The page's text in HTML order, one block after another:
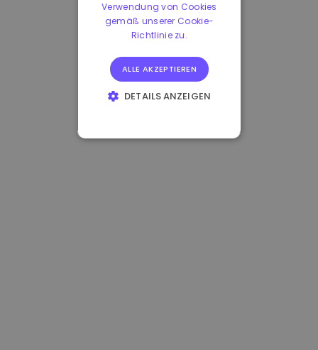
Verwendung von Cookies
gemäß unserer Cookie-
Richtlinie zu.
ALLE AKZEPTIEREN
DETAILS ANZEIGEN